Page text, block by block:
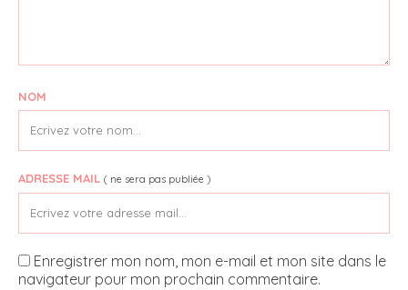
NOM
ADRESSE MAIL ( ne sera pas publiée )
Enregistrer mon nom, mon e-mail et mon site dans le
navigateur pour mon prochain commentaire.